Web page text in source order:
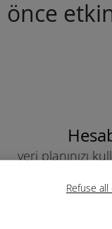
Refuse
önce
veri planınızı
kontrol